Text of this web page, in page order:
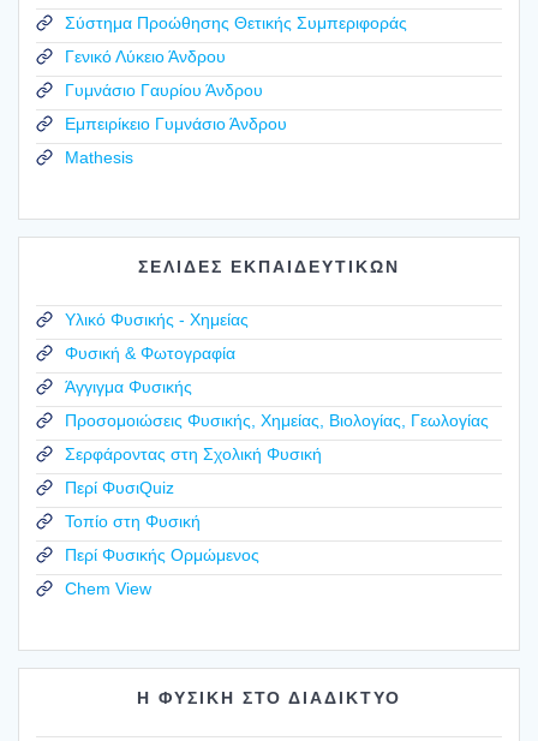
Σύστημα Προώθησης Θετικής Συμπεριφοράς
Γενικό Λύκειο Άνδρου
Γυμνάσιο Γαυρίου Άνδρου
Εμπειρίκειο Γυμνάσιο Άνδρου
Mathesis
ΣΕΛΙΔΕΣ ΕΚΠΑΙΔΕΥΤΙΚΩΝ
Υλικό Φυσικής - Χημείας
Φυσική & Φωτογραφία
Άγγιγμα Φυσικής
Προσομοιώσεις Φυσικής, Χημείας, Βιολογίας, Γεωλογίας
Σερφάροντας στη Σχολική Φυσική
Περί ΦυσιQuiz
Τοπίο στη Φυσική
Περί Φυσικής Ορμώμενος
Chem View
Η ΦΥΣΙΚΗ ΣΤΟ ΔΙΑΔΙΚΤΥΟ